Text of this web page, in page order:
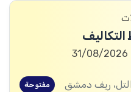
التل، ريف دمشق مفتوحة